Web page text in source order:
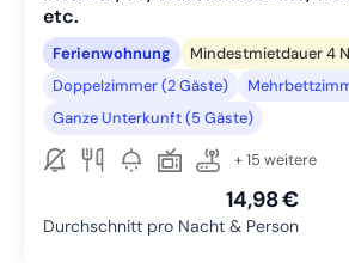
etc.
Ferienwohnung
Mindestmietdauer 4
Doppelzimmer (2 Gäste)
Ganze Unterkunft (5 Gäste)
+ 15 weitere
14,98 €
Durchschnitt pro Nacht & Person